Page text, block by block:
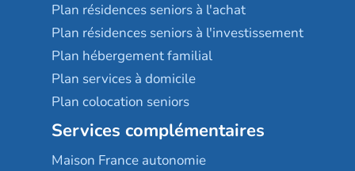
Plan résidences seniors à l'achat
Plan résidences seniors à l'investissement
Plan hébergement familial
Plan services à domicile
Plan colocation seniors
Services complémentaires
Maison France autonomie